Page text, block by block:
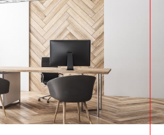
de transactions, avec un savoir-
fine du marché local. Que ce soit
à Saint-Aigulin , des
ventes
ou desventes immobilières à
équipe vous offre des conseils éclairés et
savons que vendre un bien est
et nous mettons un point d’honneur à
vous.